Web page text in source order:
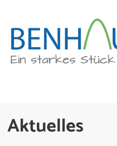
content
(Press
Enter)
Aktuelles